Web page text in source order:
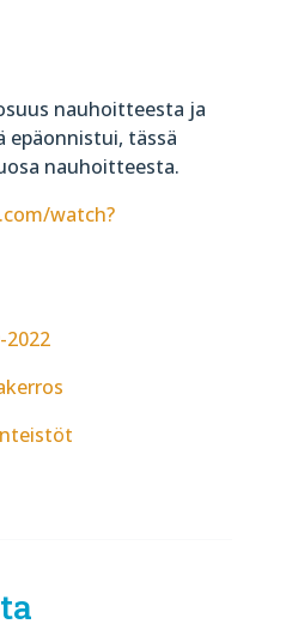
nauhoitteesta ja
epäonnistui, tässä
nauhoitteesta.
watch?
2022